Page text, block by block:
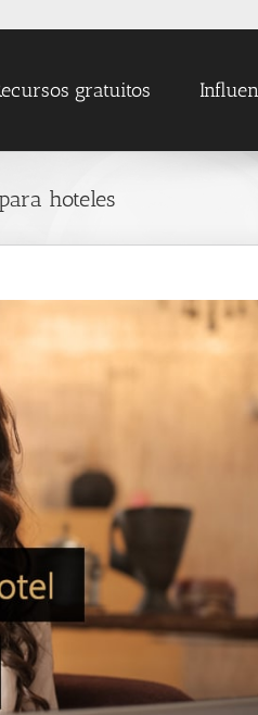
gratuitos
hoteles